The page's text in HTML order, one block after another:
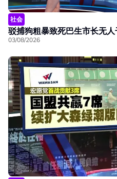
社会
驳捕狗粗暴致死巴生市长无
03/08/2026